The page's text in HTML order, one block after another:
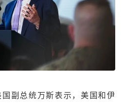
副总统万斯表示，美国和伊